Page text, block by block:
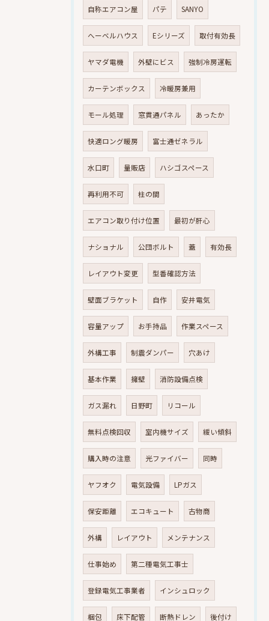
自称エアコン屋 パテ SANYO
へーベルハウス Eシリーズ 取付有効長
ヤマダ電機 外壁にビス 強制冷房運転
カーテンボックス 冷暖房兼用
モール処理 窓貫通パネル あったか
快適ロング暖房 富士通ゼネラル
水口町 量販店 ハシゴスペース
再利用不可 柱の間
エアコン取り付け位置 最初が肝心
ナショナル 公団ボルト 蓋 有効長
レイアウト変更 型番確認方法
壁面ブラケット 自作 安井電気
容量アップ お手持品 作業スペース
外構工事 制震ダンパー 穴あけ
基本作業 擁壁 消防設備点検
ガス漏れ 日野町 リコール
無料点検回収 室内機サイズ 緩い傾斜
購入時の注意 光ファイバー 同時
ヤフオク 電気設備 LPガス
保安距離 エコキュート 古物商
外構 レイアウト メンテナンス
仕事始め 第二種電気工事士
登録電気工事業者 インシュロック
梱包 床下配管 断熱ドレン 後付け